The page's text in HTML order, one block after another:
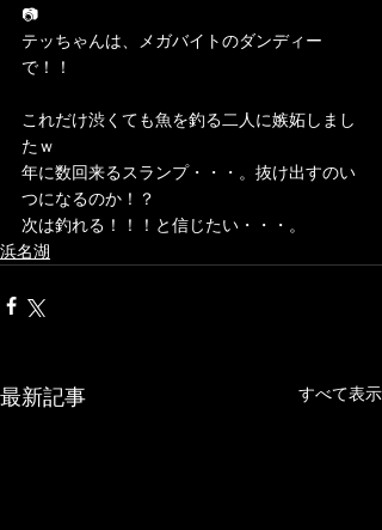
📷
テッちゃんは、メガバイトのダンディー
で！！
これだけ渋くても魚を釣る二人に嫉妬しまし
たｗ
年に数回来るスランプ・・・。抜け出すのい
つになるのか！？
次は釣れる！！！と信じたい・・・。
浜名湖
最新記事 すべて表示